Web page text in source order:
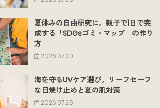
夏休みの自由研究に。親子で1日で完
成する「SDGsゴミ・マップ」の作り
方
2026.07.30
海を守るUVケア選び。リーフセーフ
な日焼け止めと夏の肌対策
2026.07.25